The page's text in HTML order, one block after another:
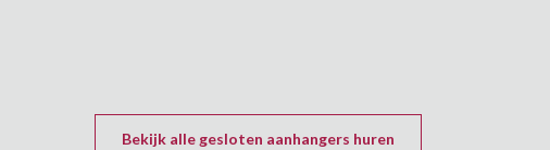
Bekijk alle gesloten aanhangers huren